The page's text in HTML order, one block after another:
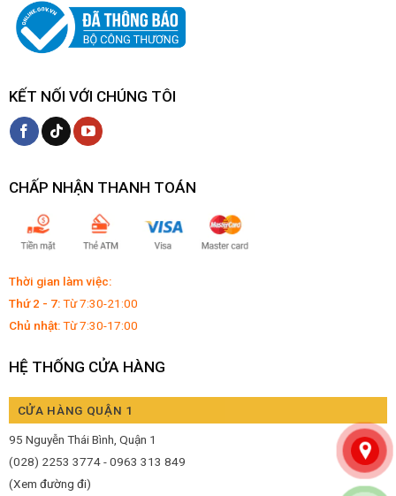
KẾT NỐI VỚI CHÚNG TÔI
CHẤP NHẬN THANH TOÁN
Thời gian làm việc:
Thứ 2 - 7:Từ 7:30-21:00
Chủ nhật:Từ 7:30-17:00
HỆ THỐNG CỬA HÀNG
CỬA HÀNG QUẬN 1
95 Nguyễn Thái Bình, Quận 1
(028) 2253 3774 - 0963 313 849
(Xem đường đi)